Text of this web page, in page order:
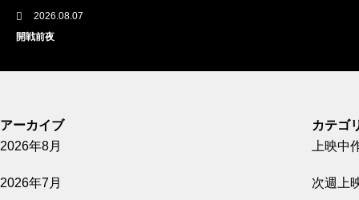
2026.08.07
開戦前夜
GUN FISH あなたの知らないフグの世界
アーカイブ
2026年8月
2026年7月
カテゴ
上映中
次週上